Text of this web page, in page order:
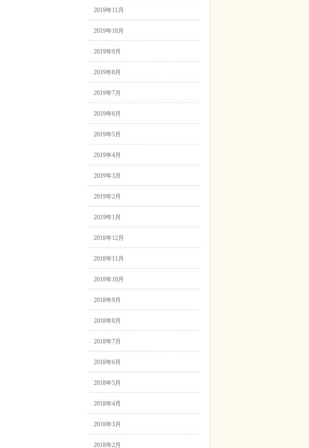
2019年11月
2019年10月
2019年9月
2019年8月
2019年7月
2019年6月
2019年5月
2019年4月
2019年3月
2019年2月
2019年1月
2018年12月
2018年11月
2018年10月
2018年9月
2018年8月
2018年7月
2018年6月
2018年5月
2018年4月
2018年3月
2018年2月